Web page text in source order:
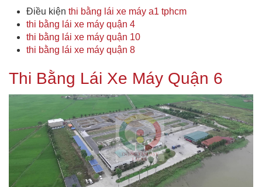
Điều kiện thi bằng lái xe máy a1 tphcm
thi bằng lái xe máy quận 4
thi bằng lái xe máy quận 10
thi bằng lái xe máy quận 8
Thi Bằng Lái Xe Máy Quận 6